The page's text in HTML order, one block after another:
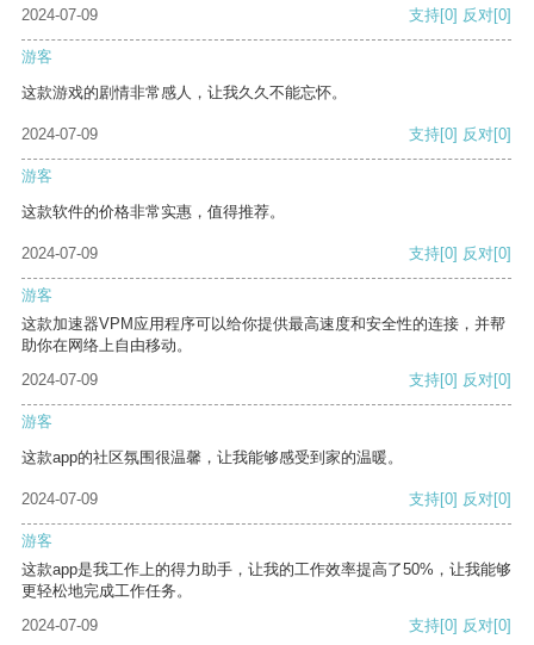
2024-07-09 支持[0] 反对[0]
游客
这款游戏的剧情非常感人，让我久久不能忘怀。
2024-07-09 支持[0] 反对[0]
游客
这款软件的价格非常实惠，值得推荐。
2024-07-09 支持[0] 反对[0]
游客
这款加速器VPM应用程序可以给你提供最高速度和安全性的连接，并帮
助你在网络上自由移动。
2024-07-09
支持[0] 反对[0]
游客
这款app的社区氛围很温馨，让我能够感受到家的温暖。
2024-07-09 支持[0] 反对[0]
游客
这款app是我工作上的得力助手，让我的工作效率提高了50%，让我能够
更轻松地完成工作任务。
2024-07-09
支持[0] 反对[0]